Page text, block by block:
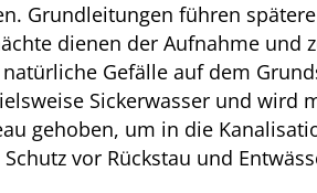
Grundleitungen führen
dienen der Aufnahme und
Gefälle auf dem
Sickerwasser und wird
gehoben, um in die
vor Rückstau und